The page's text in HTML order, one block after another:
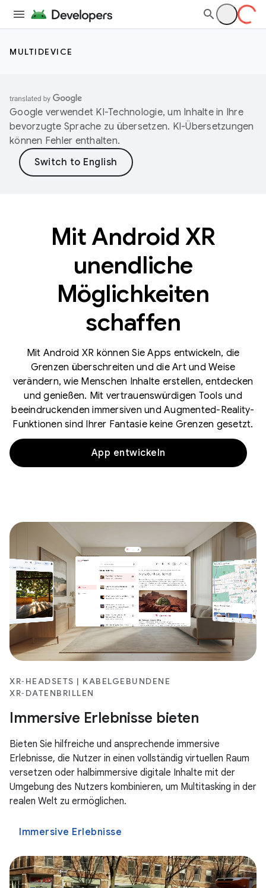
MULTIDEVICE
Google verwendet KI-Technologie, um Inhalte in Ihre
bevorzugte Sprache zu übersetzen. KI-Übersetzungen
können Fehler enthalten.
Mit Android XR
unendliche
Möglichkeiten
schaffen
Mit Android XR können Sie Apps entwickeln, die
Grenzen überschreiten und die Art und Weise
verändern, wie Menschen Inhalte erstellen, entdecken
und genießen. Mit vertrauenswürdigen Tools und
beeindruckenden immersiven und Augmented-Reality-
Funktionen sind Ihrer Fantasie keine Grenzen gesetzt.
App entwickeln
XR‑HEADSETS | KABELGEBUNDENE
XR‑DATENBRILLEN
Immersive Erlebnisse bieten
Bieten Sie hilfreiche und ansprechende immersive
Erlebnisse, die Nutzer in einen vollständig virtuellen Raum
versetzen oder halbimmersive digitale Inhalte mit der
Umgebung des Nutzers kombinieren, um Multitasking in der
realen Welt zu ermöglichen.
Immersive Erlebnisse